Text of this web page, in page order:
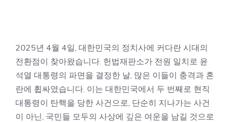
2025년 4월 4일, 대한민국의 정치사에 커다란 시대의
전환점이 찾아왔습니다. 헌법재판소가 전원 일치로 윤
석열 대통령의 파면을 결정한 날, 많은 이들이 충격과 혼
란에 휩싸였습니다. 이는 대한민국에서 두 번째로 현직
대통령이 탄핵을 당한 사건으로, 단순히 지나가는 사건
이 아닌, 국민들 모두의 사상에 깊은 여운을 남길 것으로